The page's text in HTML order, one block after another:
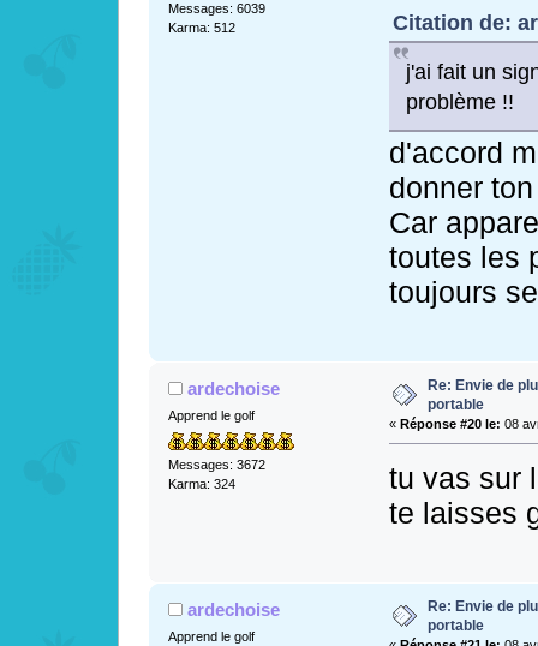
Messages: 6039
Karma: 512
Citation de:
j'ai fait un
problème !!
d'accord
donner
Car
toutes les
toujours
ardechoise
Apprend le golf
Messages: 3672
Karma: 324
Re: Envie de
portable
« Réponse #20 le: 08
tu vas sur
te laisses
ardechoise
Apprend le golf
Re: Envie de
portable